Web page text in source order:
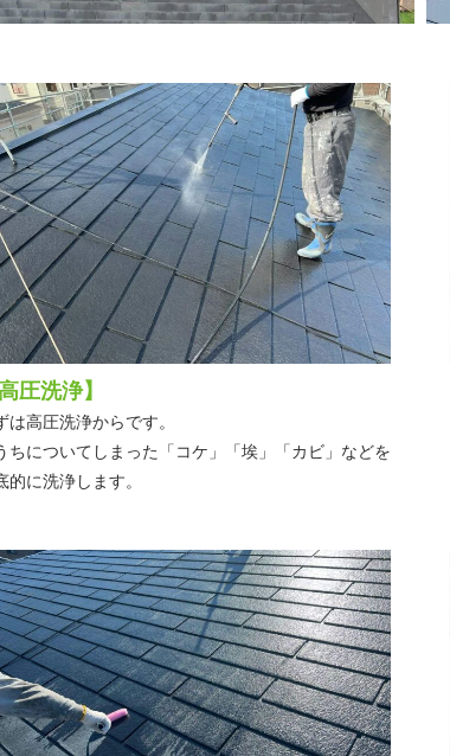
高圧洗浄】
は高圧洗浄からです。
ちについてしまった「コケ」「埃」「カビ」などを
的に洗浄します。